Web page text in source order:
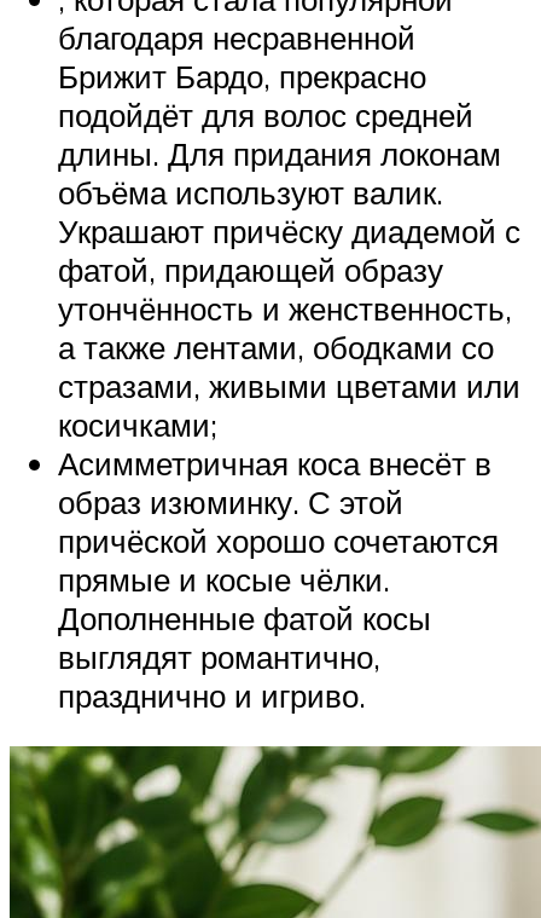
благодаря несравненной
Брижит Бардо, прекрасно
подойдёт для волос средней
длины. Для придания локонам
объёма используют валик.
Украшают причёску диадемой с
фатой, придающей образу
утончённость и женственность,
а также лентами, ободками со
стразами, живыми цветами или
косичками;
Асимметричная коса внесёт в
образ изюминку. С этой
причёской хорошо сочетаются
прямые и косые чёлки.
Дополненные фатой косы
выглядят романтично,
празднично и игриво.